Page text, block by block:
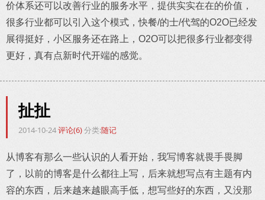
价体系还可以改善行业的服务水平，提供实实在在的价值，
很多行业都可以引入这个模式，快餐/的士/代驾的O2O已经发
展得挺好，小区服务还在路上，O2O可以把很多行业都变得
更好，真有点新时代开端的感觉。
扯扯
2014-10-24评论(6)分类:随记
从博客有那么一些认识的人看开始，我写博客就畏手畏脚
了，以前的博客是什么都往上写，后来就想写点有主题有内
容的东西，后来越来越眼高手低，想写些好的东西，又没那